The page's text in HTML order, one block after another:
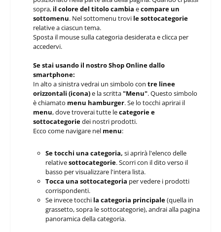
sopra, il colore del titolo cambia ecompare un
sottomenu. Nel sottomenu trovi le sottocategorie
relative a ciascun tema.
Sposta il mouse sulla categoria desiderata e clicca per
accedervi.
Se stai usando il nostro Shop Online dallo
smartphone:
In alto a sinistra vedrai un simbolo con tre linee
orizzontali (icona)e la scritta"Menu". Questo simbolo
è chiamato menu hamburger. Se lo tocchi aprirai il
menu, dove troverai tutte lecategorie e
sottocategoriedei nostri prodotti.
Ecco come navigare nel menu:
Se tocchi una categoria,si aprirà l'elenco delle
relativesottocategorie. Scorri con il dito verso il
basso per visualizzare l'intera lista.
Tocca una sottocategoria per vedere i prodotti
corrispondenti.
Se invece tocchi la categoria principale(quella in
grassetto, sopra le sottocategorie), andrai alla pagina
panoramica della categoria.